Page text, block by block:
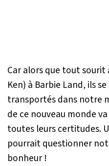
Car alors que tout sourit
Ken) à Barbie Land, ils
transportés dans notre
de ce nouveau monde
toutes leurs certitudes.
pourrait questionner
bonheur !